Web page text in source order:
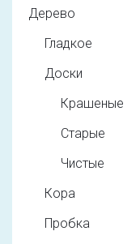
Дерево
Гладкое
Доски
Крашеные
Старые
Чистые
Кора
Пробка